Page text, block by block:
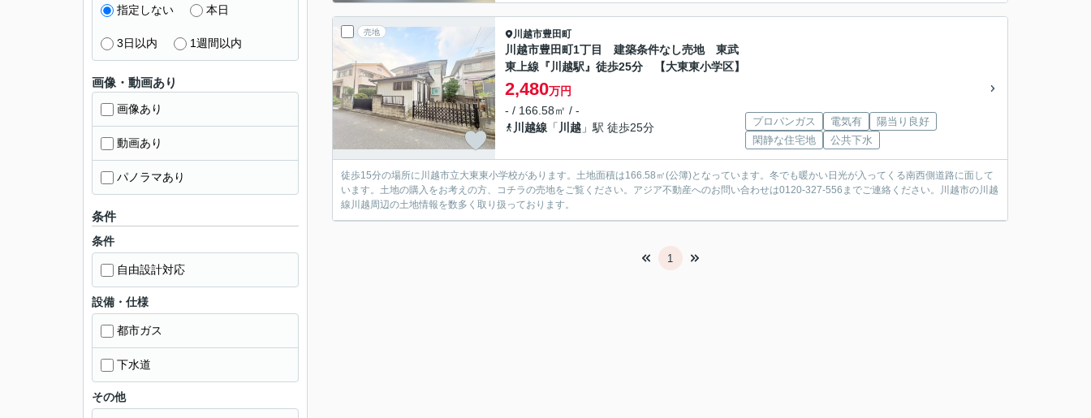
売地 川越市豊田町
川越市豊田町1丁目 建築条件なし売地 東武
東上線『川越駅』徒歩25分 【大東東小学区】
2,480万円
- / 166.58㎡ / -
川越線 「 川越 」駅 徒歩25分 プロパンガス 電気有
陽当り良好
閑静な住宅地
公共下水
徒歩15分の場所に川越市立大東東小学校があります。土地面積は166.58㎡(公簿)となっています。冬でも暖かい日光が入ってくる南西側道路に面して
います。土地の購入をお考えの方、コチラの売地をご覧ください。アジア不動産へのお問い合わせは0120-327-556までご連絡ください。川越市の川越
線川越周辺の土地情報を数多く取り扱っております。
1
指定しない 本日
3日以内 1週間以内
画像・動画あり
画像あり
動画あり
パノラマあり
条件
条件
自由設計対応
設備・仕様
都市ガス
下水道
その他